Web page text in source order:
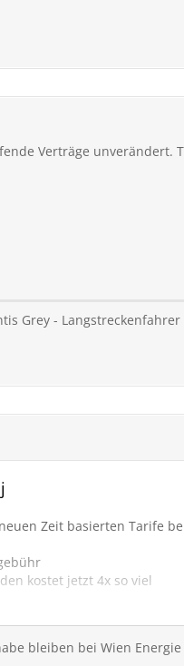
Verträge
Grey -
Zeit basierten Tarife
kostet jetzt 4x so viel
bleiben bei Wien